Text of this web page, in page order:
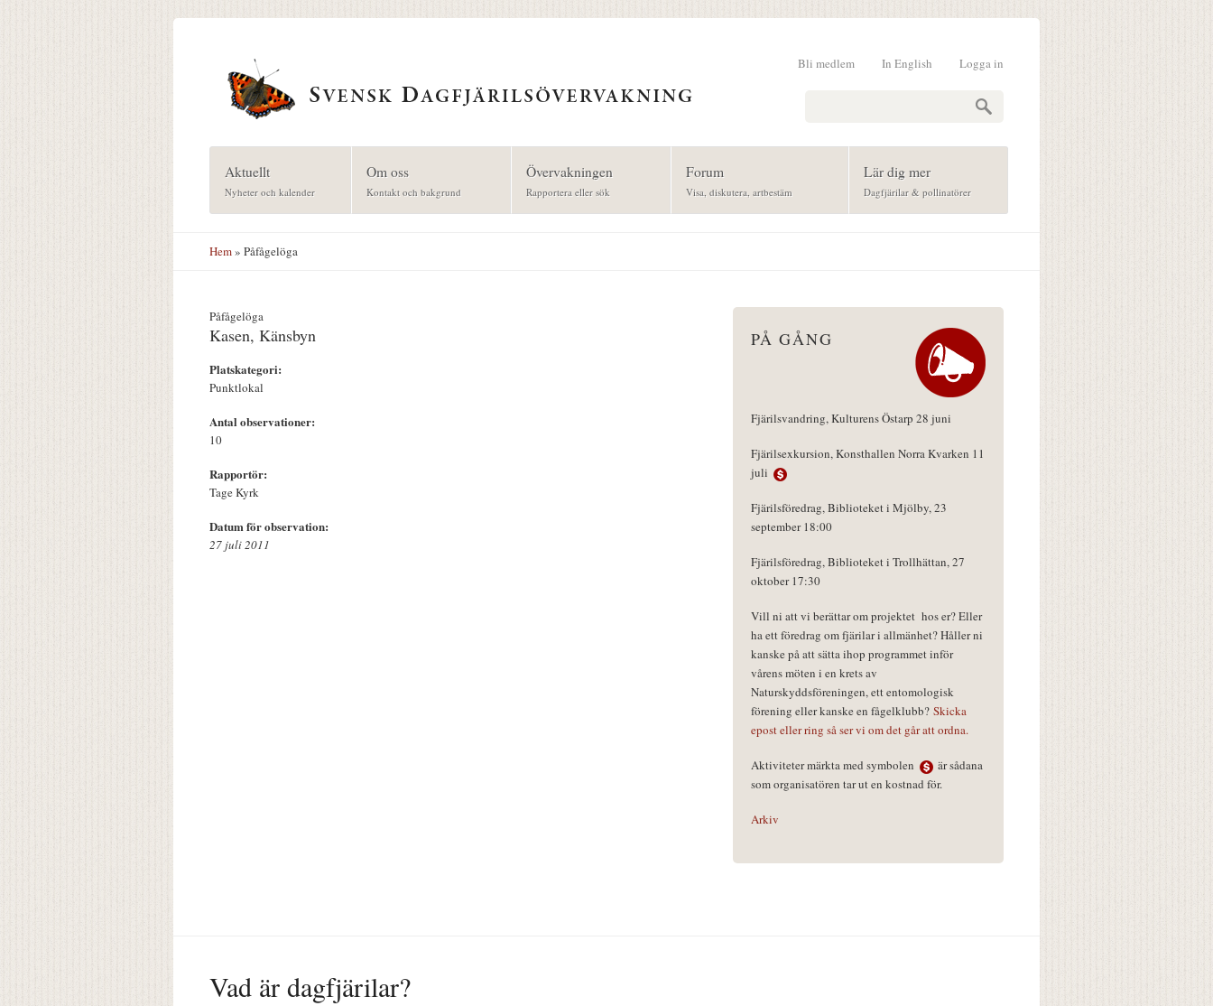
Logga in
In English
Bli medlem
Aktuellt
Nyheter och kalender
Om oss
Kontakt och bakgrund
Övervakningen
Rapportera eller sök
Forum
Visa, diskutera, artbestäm
Lär dig mer
Dagfjärilar & pollinatörer
Hem» Påfågelöga
Påfågelöga
Kasen, Känsbyn
Platskategori:
Punktlokal
Antal observationer:
10
Rapportör:
Tage Kyrk
Datum för observation:
27 juli 2011
PÅ GÅNG
Fjärilsvandring, Kulturens Östarp 28 juni
Fjärilsexkursion, Konsthallen Norra Kvarken 11
juli
Fjärilsföredrag, Biblioteket i Mjölby, 23
september 18:00
Fjärilsföredrag, Biblioteket i Trollhättan, 27
oktober 17:30
Vill ni att vi berättar om projektet hos er? Eller
ha ett föredrag om fjärilar i allmänhet? Håller ni
kanske på att sätta ihop programmet inför
vårens möten i en krets av
Naturskyddsföreningen, ett entomologisk
förening eller kanske en fågelklubb? Skicka
epost eller ring så ser vi om det går att ordna.
Aktiviteter märkta med symbolen
är sådana
som organisatören tar ut en kostnad för.
Arkiv
Vad är dagfjärilar?